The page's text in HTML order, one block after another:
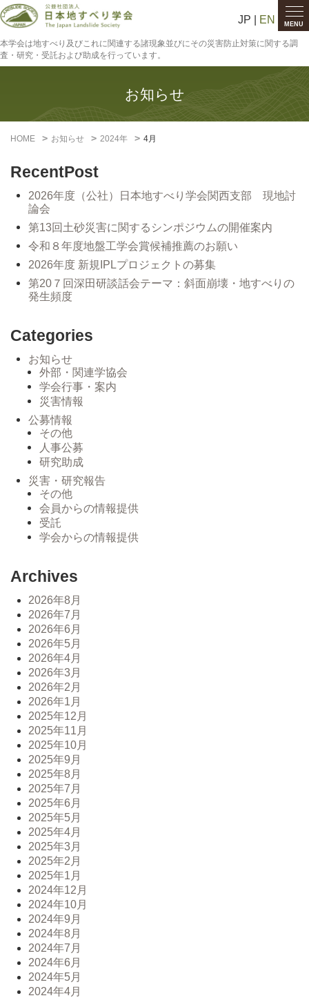
MENU
JP | EN
本学会は地すべり及びこれに関連する諸現象並びにその災害防止対策に関する調
査・研究・受託および助成を行っています。
お知らせ
HOME お知らせ 2024年 4月
RecentPost
2026年度（公社）日本地すべり学会関西支部 現地討
論会
第13回土砂災害に関するシンポジウムの開催案内
令和８年度地盤工学会賞候補推薦のお願い
2026年度 新規IPLプロジェクトの募集
第20７回深田研談話会テーマ：斜面崩壊・地すべりの
発生頻度
Categories
お知らせ
外部・関連学協会
学会行事・案内
災害情報
公募情報
その他
人事公募
研究助成
災害・研究報告
その他
会員からの情報提供
受託
学会からの情報提供
Archives
2026年8月
2026年7月
2026年6月
2026年5月
2026年4月
2026年3月
2026年2月
2026年1月
2025年12月
2025年11月
2025年10月
2025年9月
2025年8月
2025年7月
2025年6月
2025年5月
2025年4月
2025年3月
2025年2月
2025年1月
2024年12月
2024年10月
2024年9月
2024年8月
2024年7月
2024年6月
2024年5月
2024年4月